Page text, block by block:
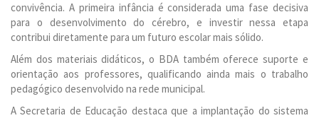
convivência. A primeira infância é considerada uma fase decisiva
para o desenvolvimento do cérebro, e investir nessa etapa
contribui diretamente para um futuro escolar mais sólido.
Além dos materiais didáticos, o BDA também oferece suporte e
orientação aos professores, qualificando ainda mais o trabalho
pedagógico desenvolvido na rede municipal.
A Secretaria de Educação destaca que a implantação do sistema